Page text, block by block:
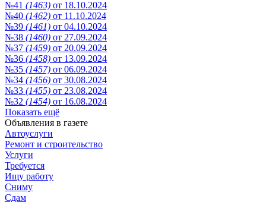
№41 (1463) от 18.10.2024
№40 (1462) от 11.10.2024
№39 (1461) от 04.10.2024
№38 (1460) от 27.09.2024
№37 (1459) от 20.09.2024
№36 (1458) от 13.09.2024
№35 (1457) от 06.09.2024
№34 (1456) от 30.08.2024
№33 (1455) от 23.08.2024
№32 (1454) от 16.08.2024
Показать ещё
Объявления в газете
Автоуслуги
Ремонт и строительство
Услуги
Требуется
Ищу работу
Сниму
Сдам